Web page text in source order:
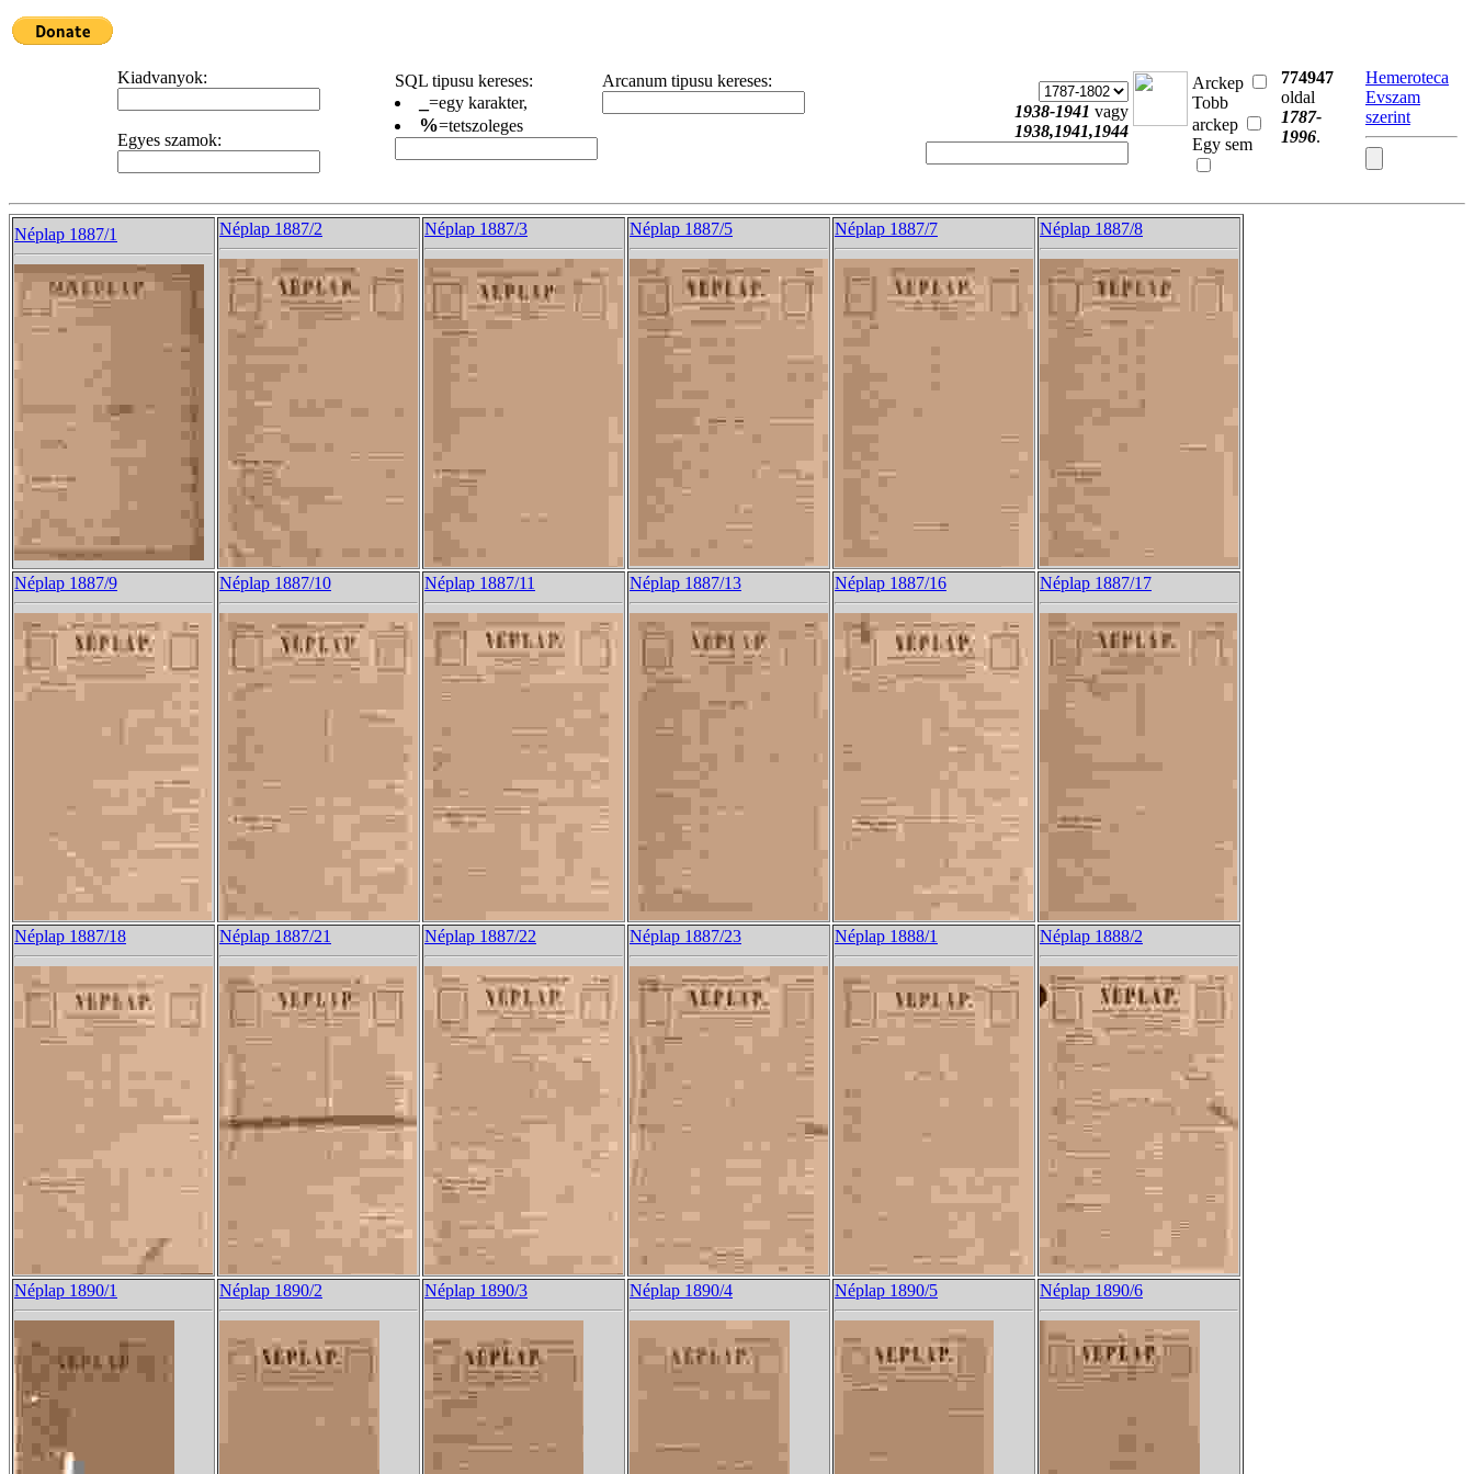
Kiadvanyok:
Egyes szamok:
SQL tipusu kereses:
=egy karakter,
%=tetszoleges
Arcanum tipusu kereses:
1938-1941 vagy
1938,1941,1944
Arckep
Tobb
arckep
Egy sem
774947
oldal
1787-
1996.
Hemeroteca
Evszam
szerint
Néplap 1887/1 Néplap 1887/2 Néplap 1887/3 Néplap 1887/5 Néplap 1887/7 Néplap 1887/8
Néplap 1887/9 Néplap 1887/10 Néplap 1887/11 Néplap 1887/13 Néplap 1887/16 Néplap 1887/17
Néplap 1887/18 Néplap 1887/21 Néplap 1887/22 Néplap 1887/23 Néplap 1888/1 Néplap 1888/2
Néplap 1890/1 Néplap 1890/2 Néplap 1890/3 Néplap 1890/4 Néplap 1890/5 Néplap 1890/6